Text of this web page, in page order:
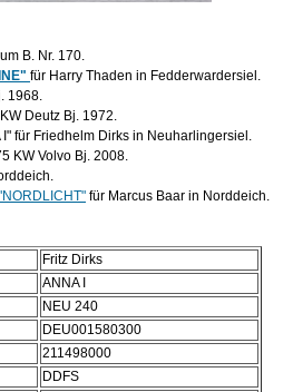
B. Nr. 170.
für Harry Thaden in Fedderwardersiel.
1968.
Deutz Bj. 1972.
für Friedhelm Dirks in Neuharlingersiel.
KW Volvo Bj. 2008.
für Marcus Baar in Norddeich.
Fritz Dirks
ANNA I
NEU 240
DEU001580300
211498000
DDFS